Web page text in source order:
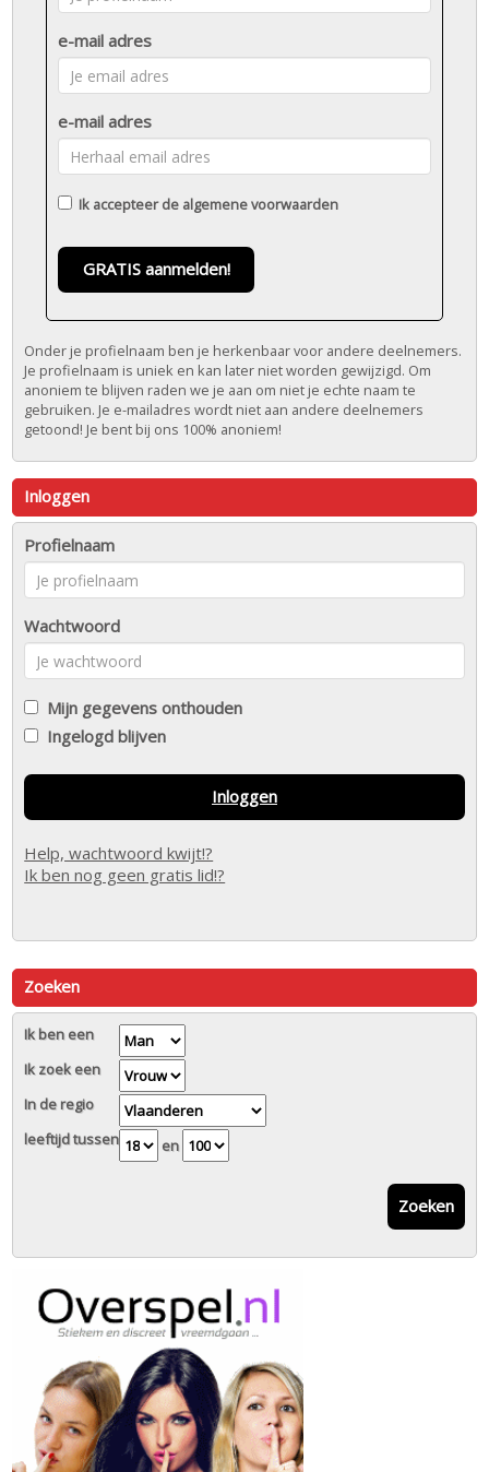
e-mail adres
e-mail adres
Ik accepteer de algemene voorwaarden
GRATIS aanmelden!
Onder je profielnaam ben je herkenbaar voor andere deelnemers.
Je profielnaam is uniek en kan later niet worden gewijzigd. Om
anoniem te blijven raden we je aan om niet je echte naam te
gebruiken. Je e-mailadres wordt niet aan andere deelnemers
getoond! Je bent bij ons 100% anoniem!
Inloggen
Profielnaam
Wachtwoord
Mijn gegevens onthouden
Ingelogd blijven
Inloggen
Help, wachtwoord kwijt!?
Ik ben nog geen gratis lid!?
Zoeken
Ik ben een
Ik zoek een
In de regio
leeftijd tussen
en
Zoeken